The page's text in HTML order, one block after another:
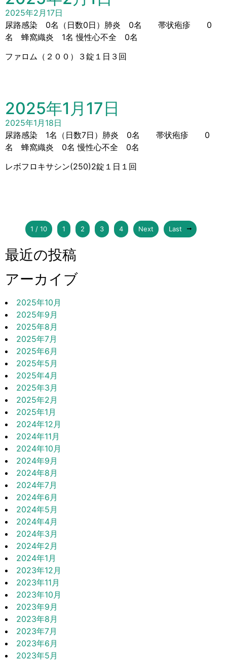
2025年2月17日
尿路感染 0名（日数0日）肺炎 0名 帯状疱疹 0
名 蜂窩織炎 1名 慢性心不全 0名
ファロム（２００）３錠１日３回
2025年1月17日
2025年1月18日
尿路感染 1名（日数7日）肺炎 0名 帯状疱疹 0
名 蜂窩織炎 0名 慢性心不全 0名
レボフロキサシン(250)2錠１日１回
1 / 10 1 2 3 4 Next Last
最近の投稿
アーカイブ
2025年10月
2025年9月
2025年8月
2025年7月
2025年6月
2025年5月
2025年4月
2025年3月
2025年2月
2025年1月
2024年12月
2024年11月
2024年10月
2024年9月
2024年8月
2024年7月
2024年6月
2024年5月
2024年4月
2024年3月
2024年2月
2024年1月
2023年12月
2023年11月
2023年10月
2023年9月
2023年8月
2023年7月
2023年6月
2023年5月